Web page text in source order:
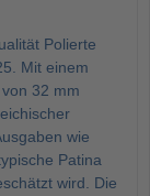
Polierte
Mit einem
32 mm
wie
Patina
wird. Die